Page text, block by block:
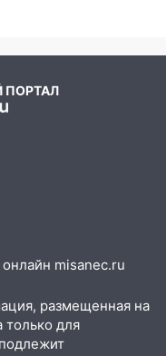
деревья,
град:
под
контроль
misanec.ru
размещенная на
только для